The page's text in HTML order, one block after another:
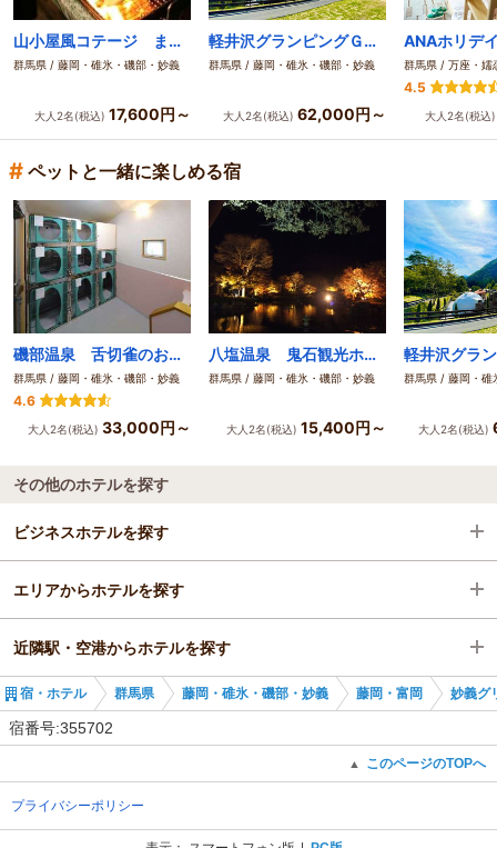
山小屋風コテージ まほーばの森
群馬県 / 藤岡・碓氷・磯部・妙義
大人2名(税込) 17,600円～
軽井沢グランピングＧｒａｎＣｌａｓｓｅ
群馬県 / 藤岡・碓氷・磯部・妙義
大人2名(税込) 62,000円～
群馬県 / 万座・嬬
4.5
大人2名(税込
# ペットと一緒に楽しめる宿
磯部温泉 舌切雀のお宿 ホテル磯部ガーデン
群馬県 / 藤岡・碓氷・磯部・妙義
4.6
大人2名(税込) 33,000円～
八塩温泉 鬼石観光ホテル
群馬県 / 藤岡・碓氷・磯部・妙義
大人2名(税込) 15,400円～
群馬県 / 藤岡・碓
大人2名(税込)
その他のホテルを探す
ビジネスホテルを探す
群馬県
藤岡・碓氷・磯部・妙義
藤岡・富岡
エリアからホテルを探す
群馬県
藤岡・碓氷・磯部・妙義
近隣駅・空港からホテルを探す
松井田駅
宿・ホテル 群馬県 藤岡・碓氷・磯部・妙義 藤岡・富岡 妙義グ
宿番号:355702
▲ このページのTOPへ
プライバシーポリシー